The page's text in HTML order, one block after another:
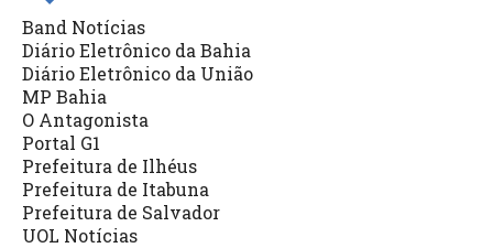
Band Notícias
Diário Eletrônico da Bahia
Diário Eletrônico da União
MP Bahia
O Antagonista
Portal G1
Prefeitura de Ilhéus
Prefeitura de Itabuna
Prefeitura de Salvador
UOL Notícias